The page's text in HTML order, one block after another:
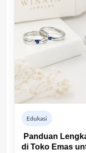
Edukasi
Panduan
di Toko Emas